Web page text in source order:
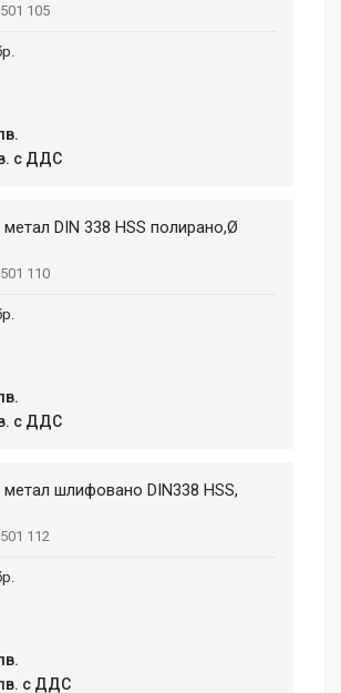
105
с ДДС
DIN 338 HSS полирано,Ø
110
с ДДС
шлифовано DIN338 HSS,
112
с ДДС